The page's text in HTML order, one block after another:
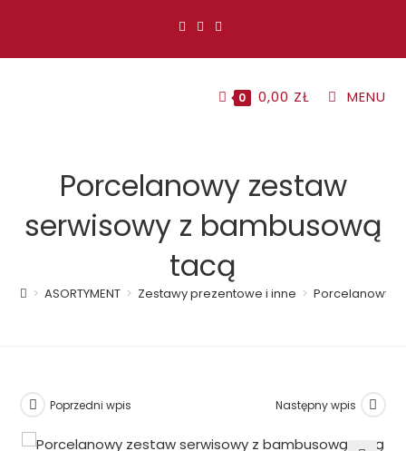
0 0,00 ZŁ MENU
Porcelanowy zestaw
serwisowy z bambusową
tacą
> ASORTYMENT > Zestawy prezentowe i inne > Porcelanowy
Poprzedni wpis Następny wpis